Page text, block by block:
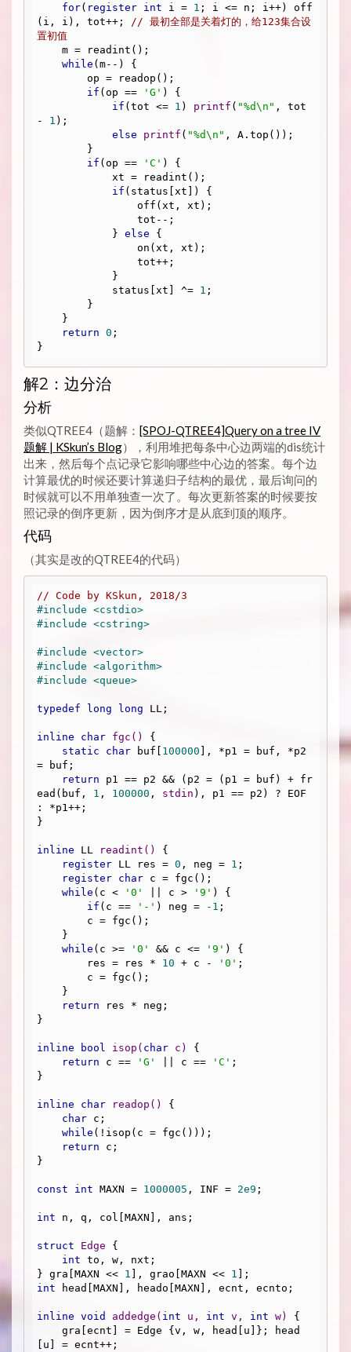
for( register int i = 1 ; i <= n; i++) off
(i, i), tot++; // 最初全部是关着灯的，给123集合设
置初值
while (m--) {
if (op == 'G' ) {
if (tot <= 1 ) printf ( "%d\n" , tot
- 1 );
else
printf ( "%d\n" , A.top());
if (op == 'C' ) {
if (status[xt]) {
            }
else {
            status[xt] ^=
1 ;
return 0 ;
解2：边分治
分析
类似QTREE4（题解： [SPOJ-QTREE4]Query on a tree IV
题解 | KSkun’s Blog），利用堆把每条中心边两端的dis统计
出来，然后每个点记录它影响哪些中心边的答案。每个边
计算最优的时候还要计算递归子结构的最优，最后询问的
时候就可以不用单独查一次了。每次更新答案的时候要按
照记录的倒序更新，因为倒序才是从底到顶的顺序。
代码
（其实是改的QTREE4的代码）
// Code by KSkun, 2018/3
#include <cstdio>
#include <cstring>
#include <vector>
#include <algorithm>
#include <queue>
typedef long long LL;
inline char fgc ()
{
static
char buf[ 100000 ], *p1 = buf, *p2
= buf;
return p1 == p2 && (p2 = (p1 = buf) + fr
ead(buf, 1 , 100000 , stdin ), p1 == p2) ? EOF
: *p1++;
}
inline LL readint ()
{
register LL res = 0 , neg = 1 ;
register char c = fgc();
while (c < '0' || c > '9' ) {
if (c == '-' ) neg = -1 ;
while (c >= '0' && c <= '9' ) {
        res = res *
10 + c - '0' ;
return res * neg;
}
inline bool isop ( char c)
{
return c == 'G' || c == 'C' ;
}
inline char readop ()
{
char c;
while (!isop(c = fgc()));
return c;
}
const int MAXN = 1000005 , INF = 2e9 ;
int n, q, col[MAXN], ans;
struct Edge {
int to, w, nxt;
} gra[MAXN << 1 ], grao[MAXN << 1
int head[MAXN], heado[MAXN], ecnt, ecnto;
inline void addedge ( int u, int v, int w)
{
[u] = ecnt++;